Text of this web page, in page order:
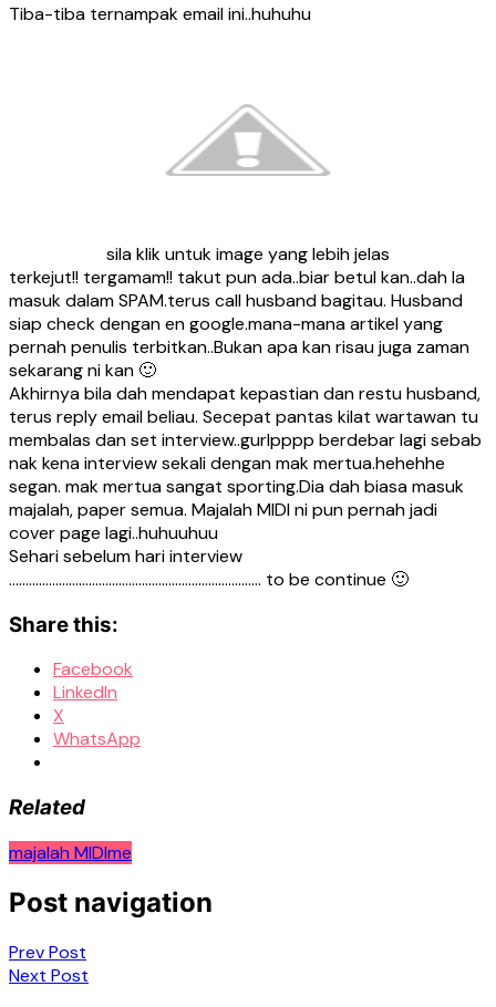
Tiba-tiba ternampak email ini..huhuhu
sila klik untuk image yang lebih jelas
terkejut!! tergamam!! takut pun ada..biar betul kan..dah la
masuk dalam SPAM.terus call husband bagitau. Husband
siap check dengan en google.mana-mana artikel yang
pernah penulis terbitkan..Bukan apa kan risau juga zaman
sekarang ni kan 🙂
Akhirnya bila dah mendapat kepastian dan restu husband,
terus reply email beliau. Secepat pantas kilat wartawan tu
membalas dan set interview..gurlpppp berdebar lagi sebab
nak kena interview sekali dengan mak mertua.hehehhe
segan. mak mertua sangat sporting.Dia dah biasa masuk
majalah, paper semua. Majalah MIDI ni pun pernah jadi
cover page lagi..huhuuhuu
Sehari sebelum hari interview
…………………………………………………………………. to be continue 🙂
Share this:
Facebook
LinkedIn
X
WhatsApp
Related
majalah MIDIme
Post navigation
Prev Post
Next Post